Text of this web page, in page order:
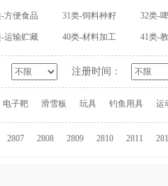
-方便食品 31类-饲料种籽 32类-
-运输贮藏 40类-材料加工 41类-
注册时间：
电子靶 滑雪板 玩具 钓鱼用具 运
2807 2808 2809 2810 2811